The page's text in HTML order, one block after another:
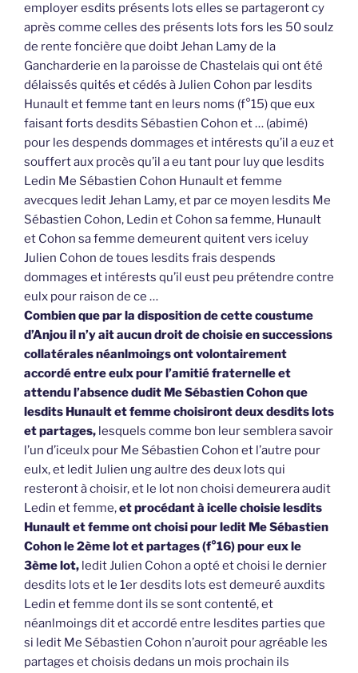
employer esdits présents lots elles se partageront cy
après comme celles des présents lots fors les 50 soulz
de rente foncière que doibt Jehan Lamy de la
Gancharderie en la paroisse de Chastelais qui ont été
délaissés quités et cédés à Julien Cohon par lesdits
Hunault et femme tant en leurs noms (f°15) que eux
faisant forts desdits Sébastien Cohon et … (abimé)
pour les despends dommages et intérests qu’il a euz et
souffert aux procès qu’il a eu tant pour luy que lesdits
Ledin Me Sébastien Cohon Hunault et femme
avecques ledit Jehan Lamy, et par ce moyen lesdits Me
Sébastien Cohon, Ledin et Cohon sa femme, Hunault
et Cohon sa femme demeurent quitent vers iceluy
Julien Cohon de toues lesdits frais despends
dommages et intérests qu’il eust peu prétendre contre
eulx pour raison de ce …
Combien que par la disposition de cette coustume
d’Anjou il n’y ait aucun droit de choisie en successions
collatérales néanlmoings ont volontairement
accordé entre eulx pour l’amitié fraternelle et
attendu l’absence dudit Me Sébastien Cohon que
lesdits Hunault et femme choisiront deux desdits lots
et partages, lesquels comme bon leur semblera savoir
l’un d’iceulx pour Me Sébastien Cohon et l’autre pour
eulx, et ledit Julien ung aultre des deux lots qui
resteront à choisir, et le lot non choisi demeurera audit
Ledin et femme,et procédant à icelle choisie lesdits
Hunault et femme ont choisi pour ledit Me Sébastien
Cohon le 2ème lot et partages (f°16) pour eux le
3ème lot, ledit Julien Cohon a opté et choisi le dernier
desdits lots et le 1er desdits lots est demeuré auxdits
Ledin et femme dont ils se sont contenté, et
néanlmoings dit et accordé entre lesdites parties que
si ledit Me Sébastien Cohon n’auroit pour agréable les
partages et choisis dedans un mois prochain ils